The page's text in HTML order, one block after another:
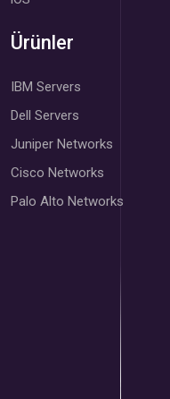
Ürünler
IBM Servers
Dell Servers
Juniper Networks
Cisco Networks
Palo Alto Networks